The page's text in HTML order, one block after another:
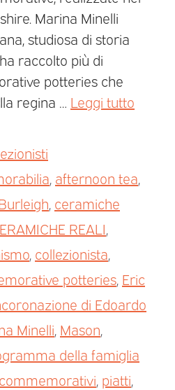
Marina Minelli
studiosa di storia
raccolto più di
potteries che
regina … Leggi tutto
, afternoon tea,
, ceramiche
REALI,
, collezionista,
potteries, Eric
di Edoardo
Minelli, Mason,
della famiglia
, piatti,